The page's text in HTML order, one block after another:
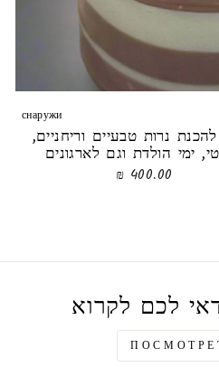
снаружи
נרות טבעיים וריחניים,
ימי הולדת וגם לארגונים
400.00 ₪
לכם לקרוא